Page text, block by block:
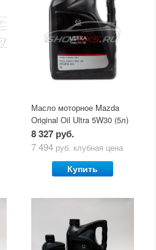
Масло моторное Mazda
Original Oil Ultra 5W30 (5л)
8 327 руб.
7 494 руб. клубная цена
Купить